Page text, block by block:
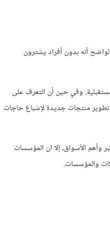
أنه بدون أفراد يشترون
وفي حين أن التعرف على
تطوير منتجات جديدة لإشباع حاجات
وأهم الأسواق، إلا ان المؤسسات
والمؤسسات.